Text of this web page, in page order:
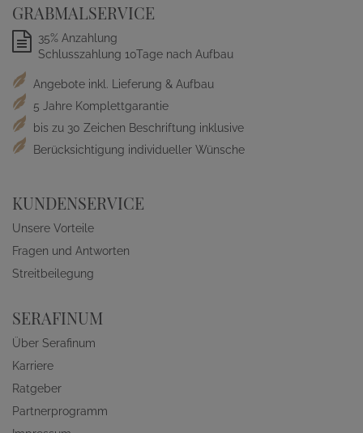
GRABMALSERVICE
35% Anzahlung
Schlusszahlung 10Tage nach Aufbau
Angebote inkl. Lieferung & Aufbau
5 Jahre Komplettgarantie
bis zu 30 Zeichen Beschriftung inklusive
Berücksichtigung individueller Wünsche
KUNDENSERVICE
Unsere Vorteile
Fragen und Antworten
Streitbeilegung
SERAFINUM
Über Serafinum
Karriere
Ratgeber
Partnerprogramm